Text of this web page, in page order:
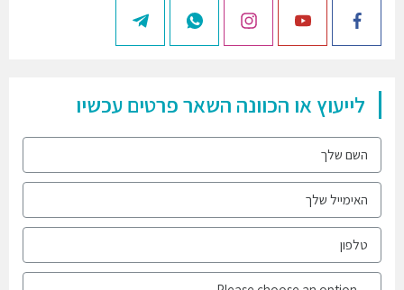
לייעוץ או הכוונה השאר פרטים עכשיו